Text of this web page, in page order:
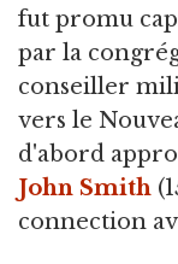
fut promu
par la
conseiller
vers le
d'abord
John Smith
connection